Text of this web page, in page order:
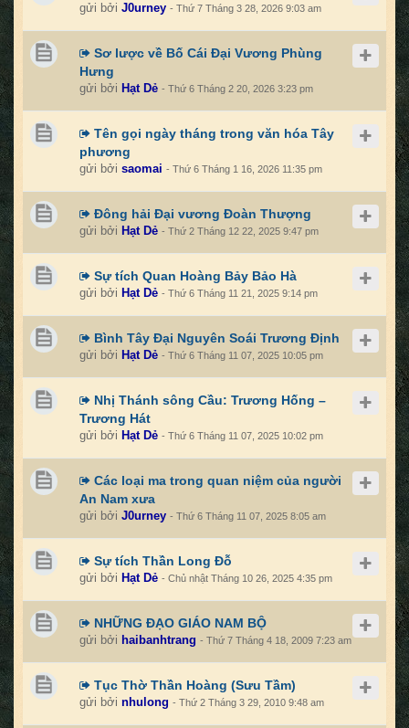
gửi bởi J0urney - Thứ 7 Tháng 3 28, 2026 9:03 am
Sơ lược về Bố Cái Đại Vương Phùng
Hưng
gửi bởi Hạt Dẻ - Thứ 6 Tháng 2 20, 2026 3:23 pm
Tên gọi ngày tháng trong văn hóa Tây
phương
gửi bởi saomai - Thứ 6 Tháng 1 16, 2026 11:35 pm
Đông hải Đại vương Đoàn Thượng
gửi bởi Hạt Dẻ - Thứ 2 Tháng 12 22, 2025 9:47 pm
Sự tích Quan Hoàng Bảy Bảo Hà
gửi bởi Hạt Dẻ - Thứ 6 Tháng 11 21, 2025 9:14 pm
Bình Tây Đại Nguyên Soái Trương Định
gửi bởi Hạt Dẻ - Thứ 6 Tháng 11 07, 2025 10:05 pm
Nhị Thánh sông Cầu: Trương Hống –
Trương Hát
gửi bởi Hạt Dẻ - Thứ 6 Tháng 11 07, 2025 10:02 pm
Các loại ma trong quan niệm của người
An Nam xưa
gửi bởi J0urney - Thứ 6 Tháng 11 07, 2025 8:05 am
Sự tích Thần Long Đỗ
gửi bởi Hạt Dẻ - Chủ nhật Tháng 10 26, 2025 4:35 pm
NHỮNG ĐẠO GIÁO NAM BỘ
gửi bởi haibanhtrang - Thứ 7 Tháng 4 18, 2009 7:23 am
Tục Thờ Thần Hoàng (Sưu Tầm)
gửi bởi nhulong - Thứ 2 Tháng 3 29, 2010 9:48 am